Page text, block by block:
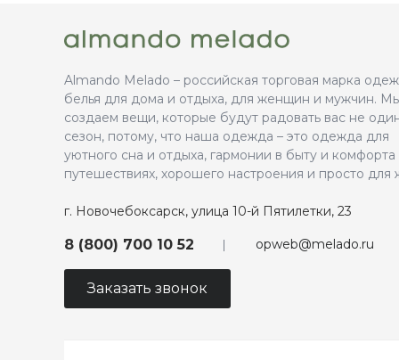
Almando Melado – российская торговая марка
белья для дома и отдыха, для женщин и мужчин.
создаем вещи, которые будут радовать вас не
сезон, потому, что наша одежда – это одежда для
уютного сна и отдыха, гармонии в быту и комфорта
путешествиях, хорошего настроения и просто для
г. Новочебоксарск, улица 10-й Пятилетки, 23
8 (800) 700 10 52 opweb@melado.ru
Заказать звонок